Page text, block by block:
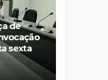
de
sexta